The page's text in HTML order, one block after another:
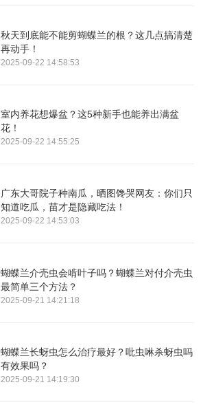
秋天到底能不能剪蝴蝶兰的根？这几点搞清楚
再动手！
2025-09-22 14:58:53
室内养花想爆盆？这5种新手也能养出满盆
花！
2025-09-22 14:55:25
广东大哥院子种南瓜，晒图馋哭网友：你们只
知道吃瓜，苗才是隐藏吃法！
2025-09-22 14:53:03
蝴蝶兰介壳虫会啃叶子吗？蝴蝶兰对付介壳虫
最简单三个方法？
2025-09-21 14:21:18
蝴蝶兰长蚜虫怎么治疗最好？吡虫啉杀蚜虫吗
有效果吗？
2025-09-21 14:19:30